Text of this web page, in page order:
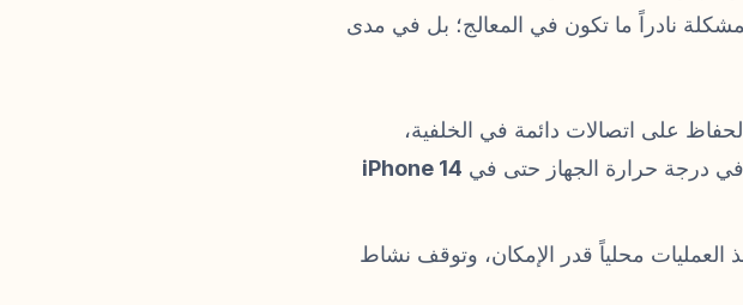
نادراً ما تكون في المعالج؛ بل في مدى
على اتصالات دائمة في الخلفية،
في درجة حرارة الجهاز حتى في iPhone 14
العمليات محلياً قدر الإمكان، وتوقف نشاط